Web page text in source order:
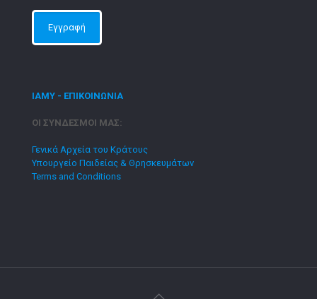
ΙΑΜΥ - ΕΠΙΚΟΙΝΩΝΙΑ
ΟΙ ΣΥΝΔΕΣΜΟΙ ΜΑΣ:
Γενικά Αρχεία του Κράτους
Υπουργείο Παιδείας & Θρησκευμάτων
Terms and Conditions